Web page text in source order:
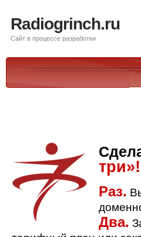
Radiogrinch.ru
Сайт в процессе разработки
три»!
Раз.
Два.